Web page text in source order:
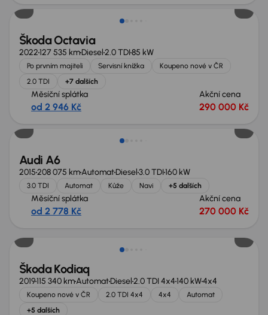
Škoda Octavia
2022127 535 kmDiesel2.0 TDI85 kW
Po prvním majiteli Servisní knížka
Koupeno nové v ČR
2.0 TDI
+7 dalších
Měsíční splátka
od 2 946 Kč
Akční cena
290 000 Kč
Zlevněno o 10 000 Kč
Audi A6
2015208 075 kmAutomatDiesel3.0 TDI160 kW
3.0 TDI Automat Kůže Navi +5 dalších
Měsíční splátka
od 2 778 Kč
Akční cena
270 000 Kč
Škoda Kodiaq
2019115 340 kmAutomatDiesel2.0 TDI 4x4140 kW4x4
Koupeno nové v ČR 2.0 TDI 4x4 4x4
Automat
+5 dalších